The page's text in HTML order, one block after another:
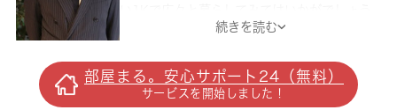
か。駅まで徒歩10分なので、アクセスの良い
円の物件です。 城南コミュニティは八王子市
の不動産会社として、沢山のお客様の住まい探
しをして参りました。いつでも住まい探しのお
続きを読む
部屋まる。安心サポート24（無料）
サービスを開始しました！